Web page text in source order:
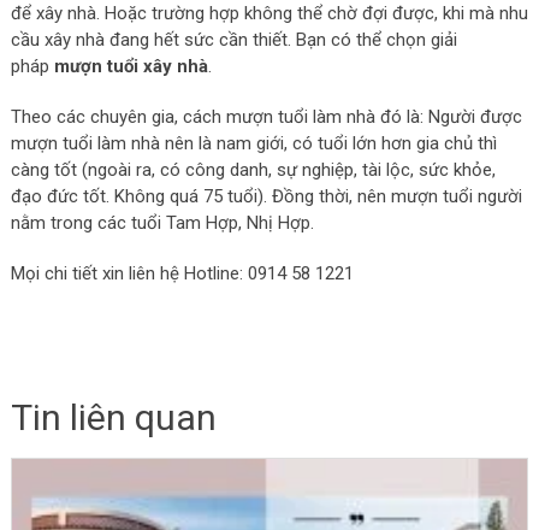
để xây nhà. Hoặc trường hợp không thể chờ đợi được, khi mà nhu
cầu xây nhà đang hết sức cần thiết. Bạn có thể chọn giải
pháp mượn tuổi xây nhà.
Theo các chuyên gia, cách mượn tuổi làm nhà đó là: Người được
mượn tuổi làm nhà nên là nam giới, có tuổi lớn hơn gia chủ thì
càng tốt (ngoài ra, có công danh, sự nghiệp, tài lộc, sức khỏe,
đạo đức tốt. Không quá 75 tuổi). Đồng thời, nên mượn tuổi người
nằm trong các tuổi Tam Hợp, Nhị Hợp.
Mọi chi tiết xin liên hệ Hotline: 0914 58 1221
Tin liên quan